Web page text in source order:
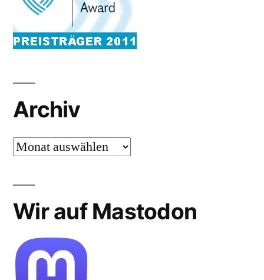
Archiv
Archiv
Wir auf Mastodon